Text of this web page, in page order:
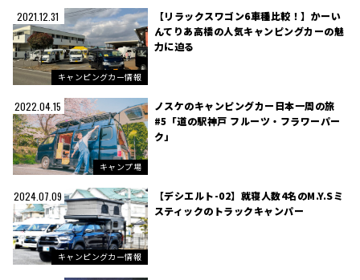
2021.12.31
キャンピングカー情報
【リラックスワゴン6車種比較！】かーい
んてりあ高橋の人気キャンピングカーの魅
力に迫る
2022.04.15
キャンプ場
ノスケのキャンピングカー日本一周の旅
#5「道の駅神戸 フルーツ・フラワーパー
ク」
2024.07.09
キャンピングカー情報
【デシエルト-02】就寝人数4名のM.Y.Sミ
スティックのトラックキャンパー